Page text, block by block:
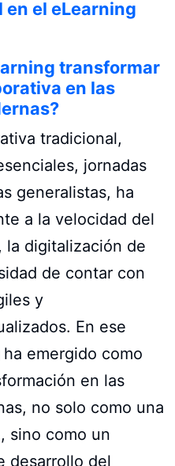
el eLearning
transformar
en las
tradicional,
jornadas
generalistas, ha
a la velocidad del
la digitalización de
de contar con
y
En ese
emergido como
en las
no solo como una
sino como un
desarrollo del